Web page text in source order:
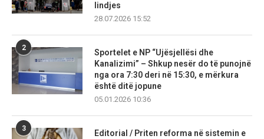
lindjes
28.07.2026 15:52
2
Sportelet e NP “Ujësjellësi dhe
Kanalizimi” – Shkup nesër do të punojnë
nga ora 7:30 deri në 15:30, e mërkura
është ditë jopune
05.01.2026 10:36
3
Editorial / Priten reforma në sistemin e